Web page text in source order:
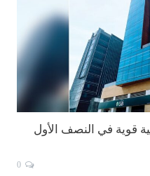
قوية في النصف الأول